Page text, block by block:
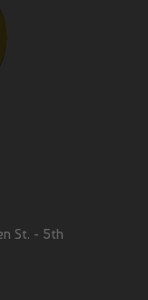
St. - 5th